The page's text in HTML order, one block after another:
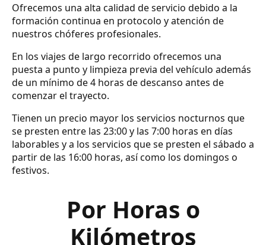
Ofrecemos una alta calidad de servicio debido a la
formación continua en protocolo y atención de
nuestros chóferes profesionales.
En los viajes de largo recorrido ofrecemos una
puesta a punto y limpieza previa del vehículo además
de un mínimo de 4 horas de descanso antes de
comenzar el trayecto.
Tienen un precio mayor los servicios nocturnos que
se presten entre las 23:00 y las 7:00 horas en días
laborables y a los servicios que se presten el sábado a
partir de las 16:00 horas, así como los domingos o
festivos.
Por Horas o
Kilómetros